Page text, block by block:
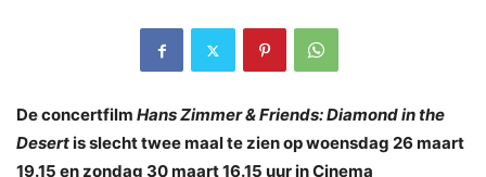
De concertfilm Hans Zimmer & Friends: Diamond in the
Desertis slecht twee maal te zien op woensdag 26 maart
19.15 en zondag 30 maart 16.15 uur in Cinema